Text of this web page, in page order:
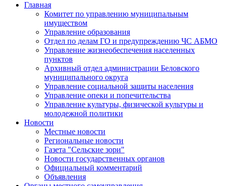
Главная
Комитет по управлению муниципальным
имуществом
Управление образования
Отдел по делам ГО и предупреждению ЧС АБМО
Управление жизнеобеспечения населенных
пунктов
Архивный отдел администрации Беловского
муниципального округа
Управление социальной защиты населения
Управление опеки и попечительства
Управление культуры, физической культуры и
молодежной политики
Новости
Местные новости
Региональные новости
Газета "Сельские зори"
Новости государственных органов
Официальный комментарий
Объявления